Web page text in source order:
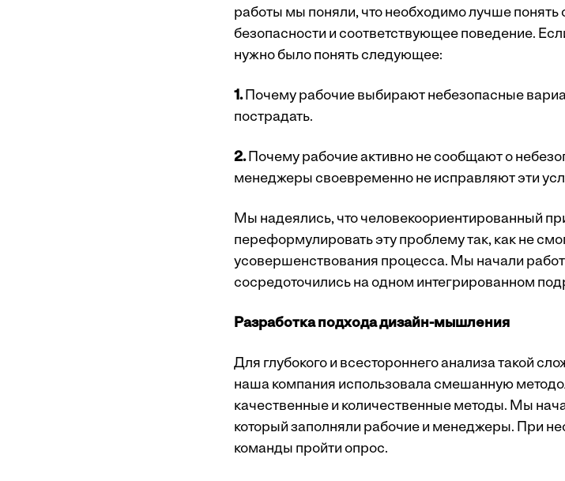
работы мы поняли, что необходимо лучше
безопасности и соответствующее поведение.
нужно было понять следующее:
1.Почему рабочие выбирают небезопасные
пострадать.
2.Почему рабочие активно не сообщают о
менеджеры своевременно не исправляют эти
Мы надеялись, что человекоориентированный
переформулировать эту проблему так, как не
усовершенствования процесса. Мы начали
сосредоточились на одном интегрированном
Разработка подхода дизайн-мышления
Для глубокого и всестороннего анализа такой
наша компания использовала смешанную
качественные и количественные методы. Мы
который заполняли рабочие и менеджеры. При
команды пройти опрос.